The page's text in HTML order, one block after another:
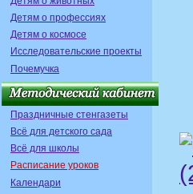
Детям о профессиях
Детям о космосе
Исследовательские проекты
Почемучка
Праздничные стенгазеты
Всё для детского сада
Всё для школы
Расписание уроков
Календари